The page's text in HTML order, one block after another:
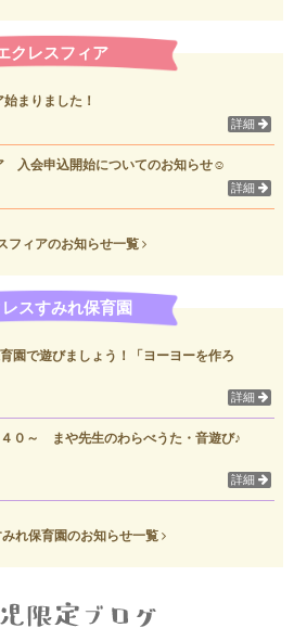
クレスフィア
まりました！
詳細
会申込開始についてのお知らせ☺
詳細
フィアのお知らせ一覧
スすみれ保育園
園で遊びましょう！「ヨーヨーを作ろ
詳細
４０～ まや先生のわらべうた・音遊び♪
詳細
れ保育園のお知らせ一覧